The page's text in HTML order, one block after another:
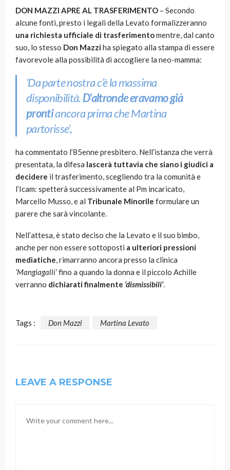
DON MAZZI APRE AL TRASFERIMENTO – Secondo
alcune fonti, presto i legali della Levato formalizzeranno
una richiesta ufficiale di trasferimentomentre, dal canto
suo, lo stesso Don Mazziha spiegato alla stampa di essere
favorevole alla possibilità di accogliere la neo-mamma:
‘Da parte nostra c’è la massima
disponibilità.D’altronde eravamo già
prontiancora prima che Martina
partorisse’,
ha commentato l’85enne presbitero. Nell’istanza che verrà
presentata, la difesa lascerà tuttavia che siano i giudici a
decidere il trasferimento, scegliendo tra la comunità e
l’Icam: spetterà successivamente al Pm incaricato,
Marcello Musso, e al Tribunale Minorile formulare un
parere che sarà vincolante.
Nell’attesa, è stato deciso che la Levato e il suo bimbo,
anche per non essere sottoposti a ulteriori pressioni
mediatiche, rimarranno ancora presso la clinica
‘Mangiagalli’fino a quando la donna e il piccolo Achille
verranno dichiarati finalmente ‘dismissibili’.
Tags : Don Mazzi Martina Levato
LEAVE A RESPONSE